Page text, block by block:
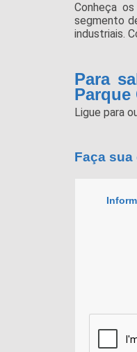
Conheça
segmento
industriais.
Para
Parque
Ligue para
Faça